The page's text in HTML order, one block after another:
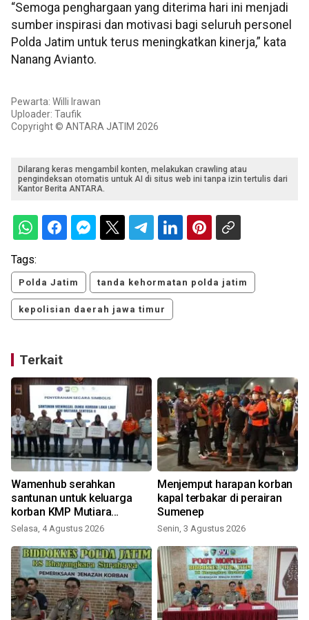
“Semoga penghargaan yang diterima hari ini menjadi
sumber inspirasi dan motivasi bagi seluruh personel
Polda Jatim untuk terus meningkatkan kinerja,” kata
Nanang Avianto.
Pewarta: Willi Irawan
Uploader: Taufik
Copyright © ANTARA JATIM 2026
Dilarang keras mengambil konten, melakukan crawling atau
pengindeksan otomatis untuk AI di situs web ini tanpa izin tertulis dari
Kantor Berita ANTARA.
Tags:
Polda Jatim tanda kehormatan polda jatim
kepolisian daerah jawa timur
Terkait
Wamenhub serahkan
santunan untuk keluarga
korban KMP Mutiara
Sentosa II
Selasa, 4 Agustus 2026
Menjemput harapan korban
kapal terbakar di perairan
Sumenep
Senin, 3 Agustus 2026